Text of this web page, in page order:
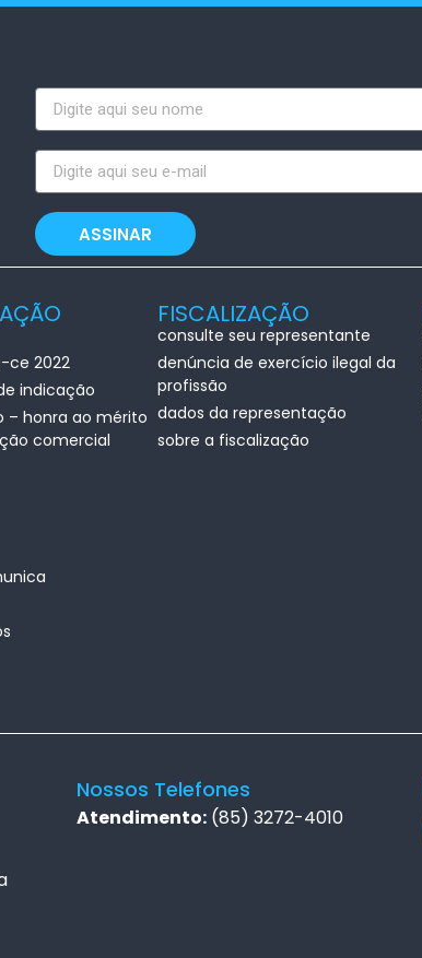
ASSINAR
ce 2022
indicação
– honra ao mérito
comercial
FISCALIZAÇÃO
consulte seu representante
denúncia de exercício ilegal da
profissão
dados da representação
sobre a fiscalização
Nossos Telefones
Atendimento: (85) 3272-4010